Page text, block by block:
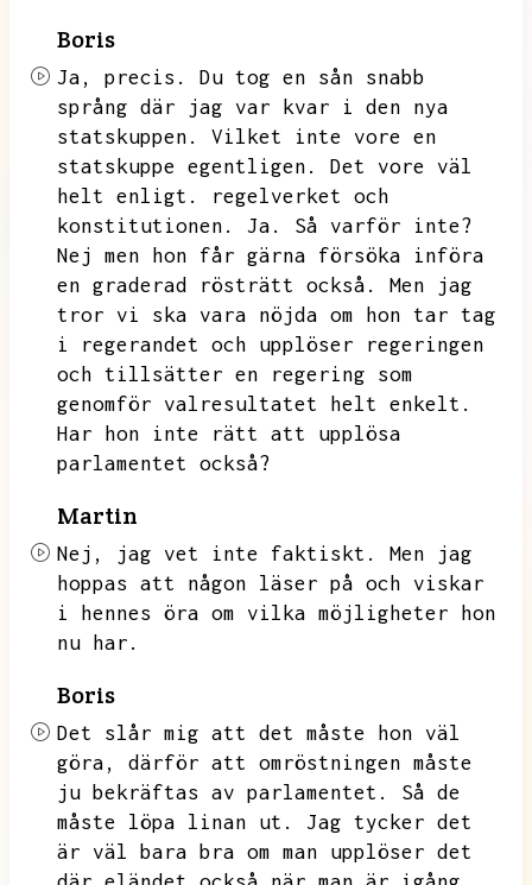
Boris
Ja, precis.
Du tog en sån snabb
språng där jag var kvar i den nya
statskuppen.
Vilket inte vore en
statskuppe egentligen.
Det vore väl
helt enligt.
regelverket och
konstitutionen.
Ja.
Så varför inte?
Nej men hon får gärna försöka införa
en graderad rösträtt också.
Men jag
tror vi ska vara nöjda om hon tar tag
i regerandet och upplöser regeringen
och tillsätter en regering som
genomför valresultatet helt enkelt.
Har hon inte rätt att upplösa
parlamentet också?
Martin
Nej, jag vet inte faktiskt.
Men jag
hoppas att någon läser på och viskar
i hennes öra om vilka möjligheter hon
nu har.
Boris
Det slår mig att det måste hon väl
göra,
därför att omröstningen måste
ju bekräftas av parlamentet.
Så de
måste löpa linan ut.
Jag tycker det
är väl bara bra om man upplöser det